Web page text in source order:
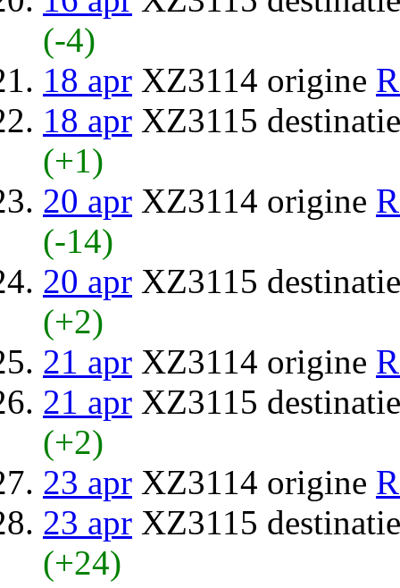
(-4)
18 apr XZ3114 origine
18 apr XZ3115
(+1)
20 apr XZ3114 origine
(-14)
20 apr XZ3115
(+2)
21 apr XZ3114 origine
21 apr XZ3115
(+2)
23 apr XZ3114 origine
23 apr XZ3115
(+24)